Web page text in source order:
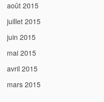
août 2015
juillet 2015
juin 2015
mai 2015
avril 2015
mars 2015